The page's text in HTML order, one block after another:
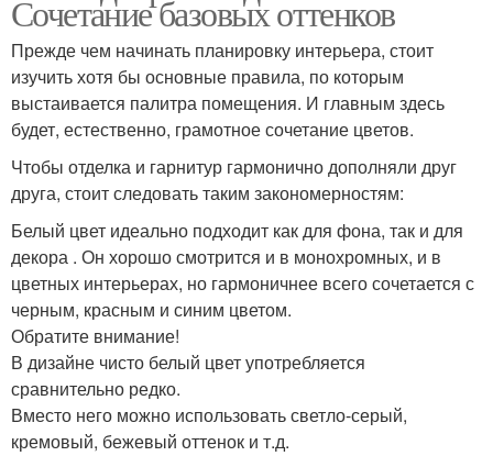
Сочетание базовых оттенков
Прежде чем начинать планировку интерьера, стоит
изучить хотя бы основные правила, по которым
выстаивается палитра помещения. И главным здесь
будет, естественно, грамотное сочетание цветов.
Чтобы отделка и гарнитур гармонично дополняли друг
друга, стоит следовать таким закономерностям:
Белый цвет идеально подходит как для фона, так и для
декора . Он хорошо смотрится и в монохромных, и в
цветных интерьерах, но гармоничнее всего сочетается с
черным, красным и синим цветом.
Обратите внимание!
В дизайне чисто белый цвет употребляется
сравнительно редко.
Вместо него можно использовать светло-серый,
кремовый, бежевый оттенок и т.д.